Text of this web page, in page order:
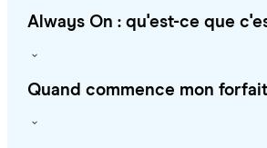
Always On : qu'est-ce que
Quand commence mon